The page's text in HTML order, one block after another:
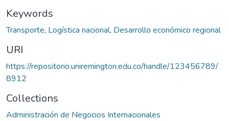
Keywords
Transporte, Logística nacional, Desarrollo económico regional
URI
https://repositorio.uniremington.edu.co/handle/123456789/
8912
Collections
Administración de Negocios Internacionales